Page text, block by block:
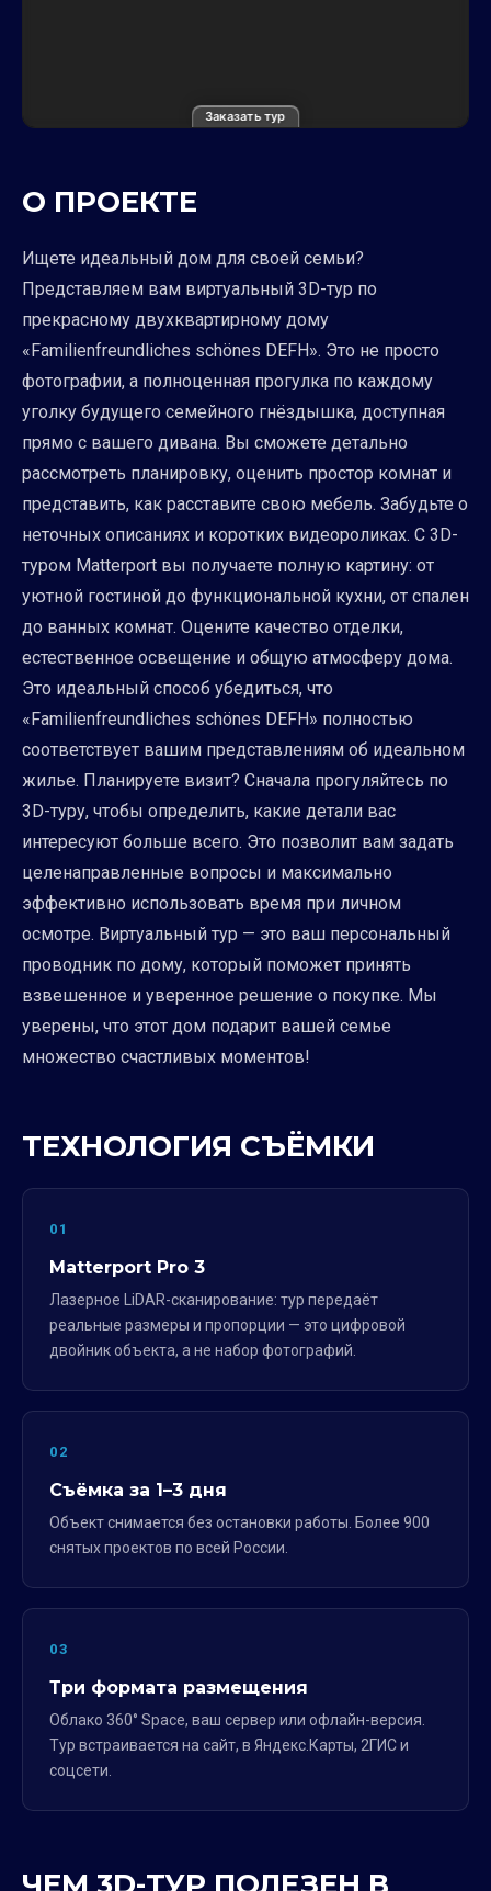
Заказать тур
О ПРОЕКТЕ
Ищете идеальный дом для своей семьи?
Представляем вам виртуальный 3D-тур по
прекрасному двухквартирному дому
«Familienfreundliches schönes DEFH». Это не просто
фотографии, а полноценная прогулка по каждому
уголку будущего семейного гнёздышка, доступная
прямо с вашего дивана. Вы сможете детально
рассмотреть планировку, оценить простор комнат и
представить, как расставите свою мебель. Забудьте о
неточных описаниях и коротких видеороликах. С 3D-
туром Matterport вы получаете полную картину: от
уютной гостиной до функциональной кухни, от спален
до ванных комнат. Оцените качество отделки,
естественное освещение и общую атмосферу дома.
Это идеальный способ убедиться, что
«Familienfreundliches schönes DEFH» полностью
соответствует вашим представлениям об идеальном
жилье. Планируете визит? Сначала прогуляйтесь по
3D-туру, чтобы определить, какие детали вас
интересуют больше всего. Это позволит вам задать
целенаправленные вопросы и максимально
эффективно использовать время при личном
осмотре. Виртуальный тур — это ваш персональный
проводник по дому, который поможет принять
взвешенное и уверенное решение о покупке. Мы
уверены, что этот дом подарит вашей семье
множество счастливых моментов!
ТЕХНОЛОГИЯ СЪЁМКИ
01
Matterport Pro 3
Лазерное LiDAR-сканирование: тур передаёт
реальные размеры и пропорции — это цифровой
двойник объекта, а не набор фотографий.
02
Съёмка за 1–3 дня
Объект снимается без остановки работы. Более 900
снятых проектов по всей России.
03
Три формата размещения
Облако 360° Space, ваш сервер или офлайн-версия.
Тур встраивается на сайт, в Яндекс.Карты, 2ГИС и
соцсети.